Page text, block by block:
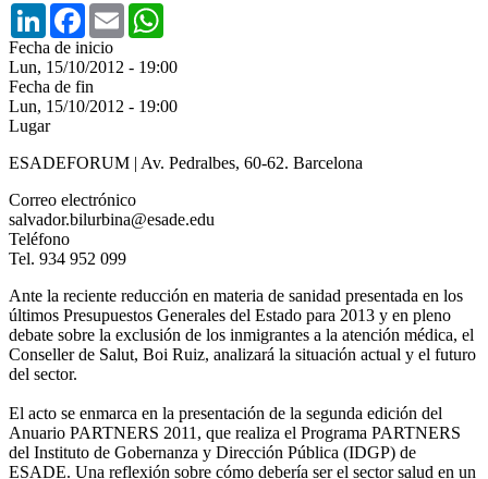
LinkedInFacebook
Email
Fecha de inicio
Lun, 15/10/2012 - 19:00
Fecha de fin
Lun, 15/10/2012 - 19:00
Lugar
ESADEFORUM | Av. Pedralbes, 60-62. Barcelona
Correo electrónico
salvador.bilurbina@esade.edu
Teléfono
Tel. 934 952 099
Ante la reciente reducción en materia de sanidad presentada en los
últimos Presupuestos Generales del Estado para 2013 y en pleno
debate sobre la exclusión de los inmigrantes a la atención médica, el
Conseller de Salut, Boi Ruiz, analizará la situación actual y el futuro
del sector.
El acto se enmarca en la presentación de la segunda edición del
Anuario PARTNERS 2011, que realiza el Programa PARTNERS
del Instituto de Gobernanza y Dirección Pública (IDGP) de
ESADE. Una reflexión sobre cómo debería ser el sector salud en un